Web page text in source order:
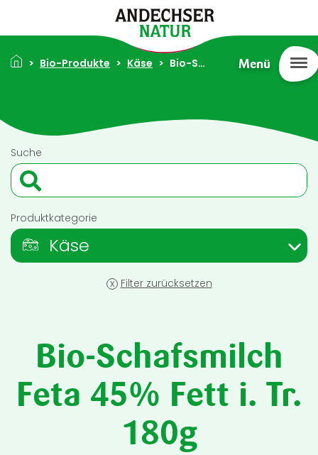
Menü
Pfadnavigation
Bio-Produkte Käse Bio-Schafsmilch Feta 45% Fett i. Tr. 180g
Suche
Produktkategorie
Käse
x Filter zurücksetzen
Bio-Schafsmilch
Feta 45% Fett i. Tr.
180g